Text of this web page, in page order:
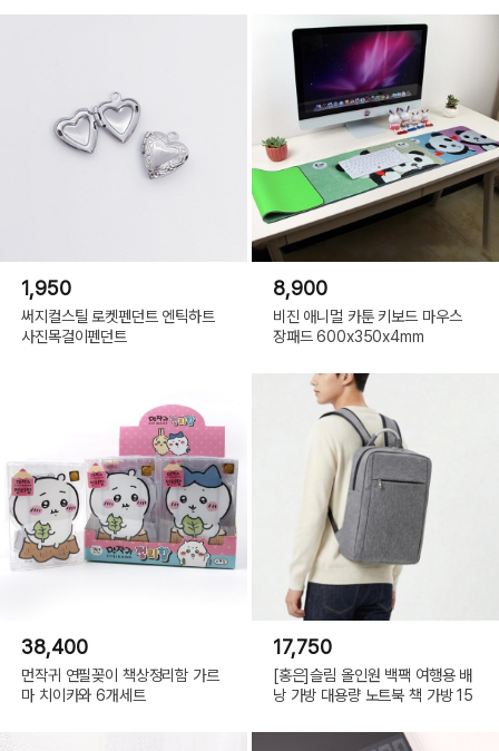
1,950
써지컬스틸 로켓펜던트 엔틱하트
사진목걸이펜던트
8,900
비진 애니멀 카툰 키보드 마우스
장패드 600x350x4mm
38,400
먼작귀 연필꽂이 책상정리함 가르
마 치이카와 6개세트
17,750
[홍은]슬림 올인원 백팩 여행용 배
낭 가방 대용량 노트북 책 가방 15